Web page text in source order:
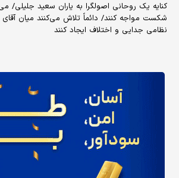
کنایه یک روحانی اصولگرا به یاران سعید جلیلی/
شکست مواجه کنند/ دائماً تلاش می‌کنند میان آقای
نظامی جدایی و اختلاف ایجاد کنند